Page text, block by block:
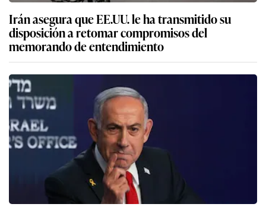
Irán asegura que EE.UU. le ha transmitido su
disposición a retomar compromisos del
memorando de entendimiento